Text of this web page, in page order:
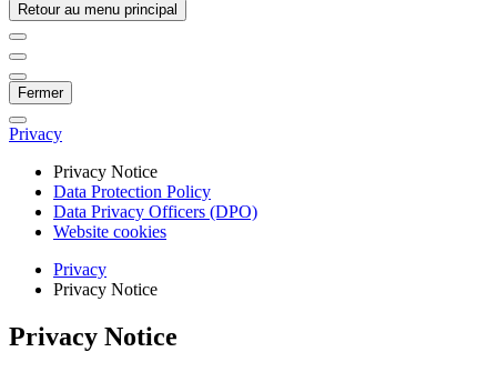
Retour au menu principal
Fermer
Privacy
Privacy Notice
Data Protection Policy
Data Privacy Officers (DPO)
Website cookies
Privacy
Privacy Notice
Privacy Notice